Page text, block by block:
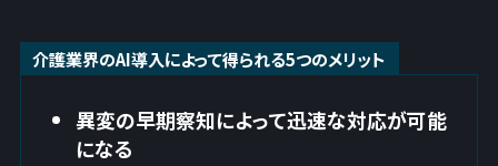
介護業界のAI導入によって得られる5つのメリット
異変の早期察知によって迅速な対応が可能
になる